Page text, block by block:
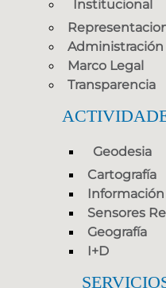
Institucional
Administración
Marco Legal
Transparencia
Geodesia
Cartografía
Sensores
Geografía
I+D